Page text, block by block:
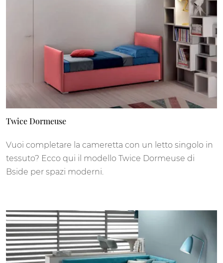
Twice Dormeuse
Vuoi completare la cameretta con un letto singolo in
tessuto? Ecco qui il modello Twice Dormeuse di
Bside per spazi moderni.